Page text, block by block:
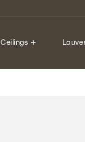
Ceilings